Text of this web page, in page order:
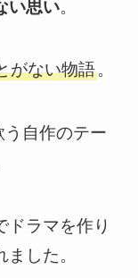
い思い。
がない物語。
自作のテー
ドラマを作り
した。